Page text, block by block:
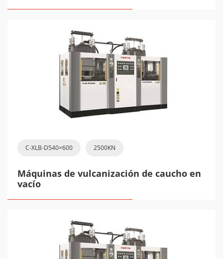
C-XLB-D540×600 2500KN
Máquinas de vulcanización de caucho en
vacío